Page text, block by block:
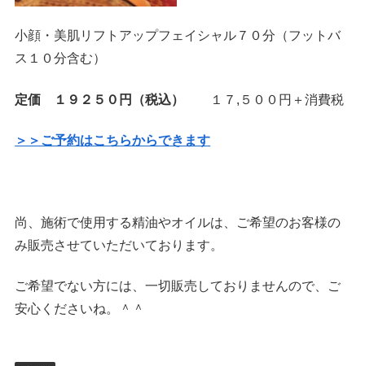
小顔・美肌リフトアップフェイシャル７０分（フットバ
ス１０分含む）
定価 １９２５０円（税込） １７,５００円＋消費税
＞＞ご予約はこちらからできます
尚、施術で使用する精油やオイルは、ご希望のお客様の
み販売させていただいております。
ご希望でない方には、一切販売しておりませんので、ご
安心くださいね。＾＾